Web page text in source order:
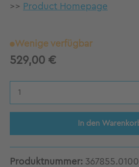
>> Product Homepage
Wenige verfügbar
529,00 €
Produkt Anzahl: Gib den
In den
Produktnummer: 367855.0100